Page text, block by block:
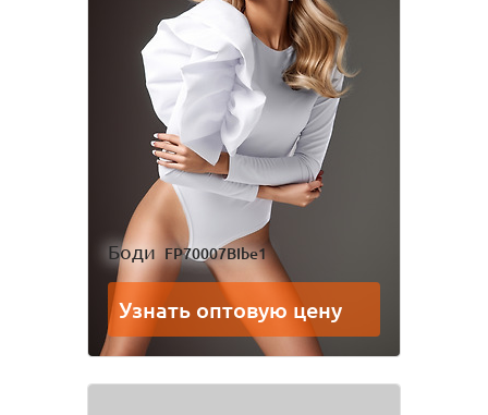
Одежда для взрослых
Боди Брюки
Джемпер Костюм
Лонгслив Толстовка
Футболка
Боди FP70007BIbe1
Узнать оптовую цену